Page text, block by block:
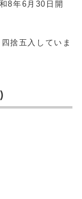
8年6月30日開
捨五入していま